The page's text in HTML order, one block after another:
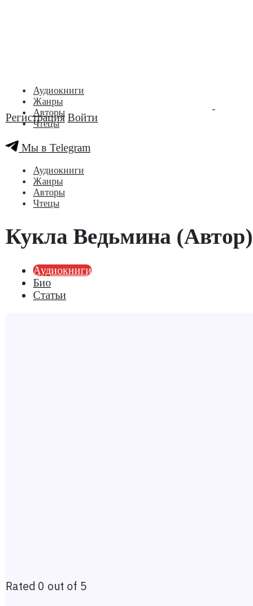
Регистрация Войти
Аудиокниги
Жанры
Авторы
Чтецы
Мы в Telegram
Аудиокниги
Жанры
Авторы
Чтецы
Кукла Ведьмина (Автор)
Аудиокниги
Био
Статьи
Rated 0 out of 5